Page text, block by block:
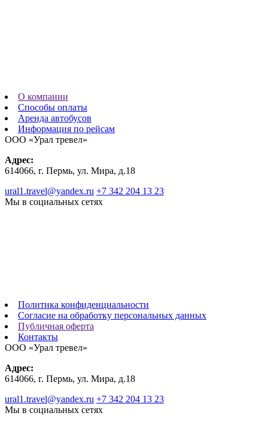
О компании
Способы оплаты
Аренда автобусов
Информация по рейсам
ООО «Урал тревел»
Адрес:
614066, г. Пермь, ул. Мира, д.18
ural1.travel@yandex.ru +7 342 204 13 23
Мы в социальных сетях
Политика конфиденциальности
Согласие на обработку персональных данных
Публичная оферта
Контакты
ООО «Урал тревел»
Адрес:
614066, г. Пермь, ул. Мира, д.18
ural1.travel@yandex.ru +7 342 204 13 23
Мы в социальных сетях